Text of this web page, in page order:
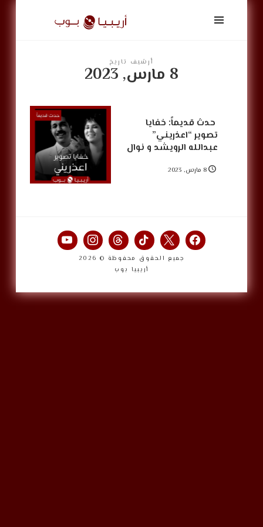
أريبيا
بوب
ArabiaPopأرشيف تاريخ
8 مارس, 2023
‏‎ حدث قديماً: خفايا
تصوير “اعذريني”
عبدالله الرويشد و نوال
8 مارس, 2023
جميع الحقوق محفوظة © 2026
أريبيا بوب